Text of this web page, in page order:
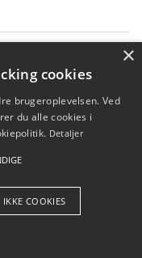
ekspert og vælg den
din løsning
Aps
×
cookies
brugeroplevelsen. Ved
du alle cookies i
Detaljer
COOKIES